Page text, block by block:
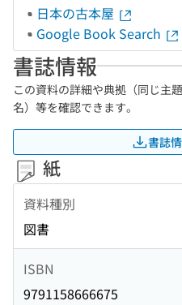
日本の古本屋
Google Book Search
書誌情報
この資料の詳細や典拠（同じ主
名）等を確認できます。
書誌
紙
資料種別
図書
ISBN
9791158666675